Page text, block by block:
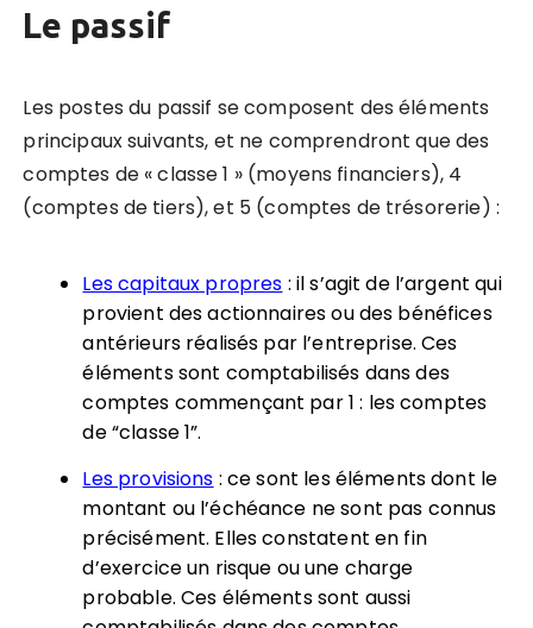
Le passif
Les postes du passif se composent des éléments
principaux suivants, et ne comprendront que des
comptes de « classe 1 » (moyens financiers), 4
(comptes de tiers), et 5 (comptes de trésorerie) :
Les capitaux propres : il s’agit de l’argent qui
provient des actionnaires ou des bénéfices
antérieurs réalisés par l’entreprise. Ces
éléments sont comptabilisés dans des
comptes commençant par 1 : les comptes
de “classe 1”.
Les provisions : ce sont les éléments dont le
montant ou l’échéance ne sont pas connus
précisément. Elles constatent en fin
d’exercice un risque ou une charge
probable. Ces éléments sont aussi